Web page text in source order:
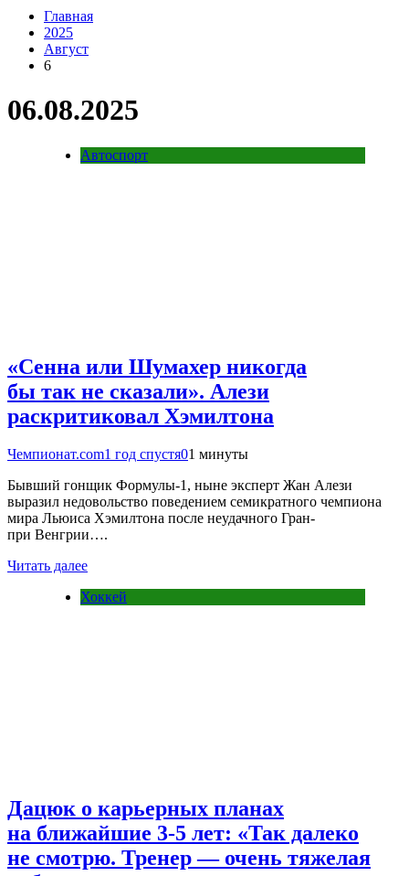
Главная
2025
Август
6
06.08.2025
Автоспорт
«Сенна или Шумахер никогда
бы так не сказали». Алези
раскритиковал Хэмилтона
Чемпионат.com1 год спустя01 минуты
Бывший гонщик Формулы-1, ныне эксперт Жан Алези
выразил недовольство поведением семикратного чемпиона
мира Льюиса Хэмилтона после неудачного Гран-
при Венгрии….
Читать далее
Хоккей
Дацюк о карьерных планах
на ближайшие 3-5 лет: «Так далеко
не смотрю. Тренер — очень тяжелая